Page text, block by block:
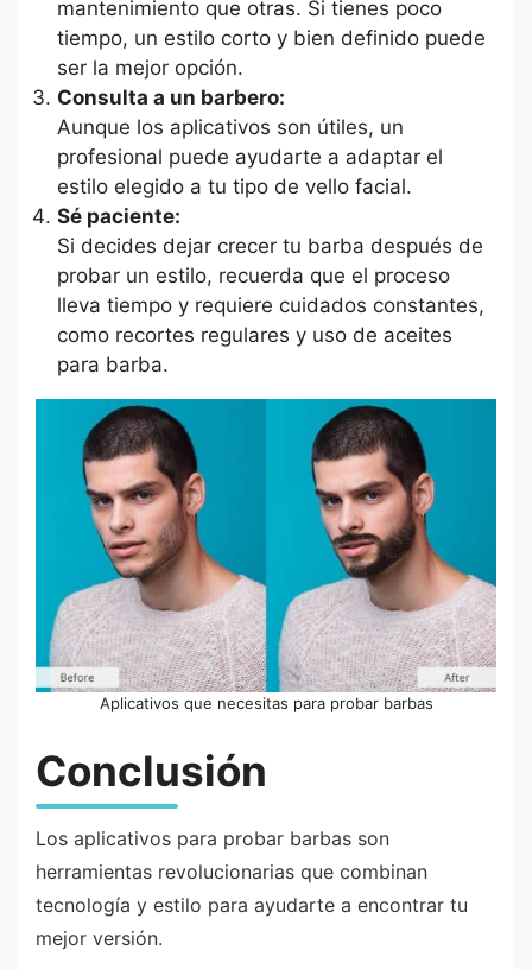
mantenimiento que otras. Si tienes poco
tiempo, un estilo corto y bien definido puede
ser la mejor opción.
Consulta a un barbero:
Aunque los aplicativos son útiles, un
profesional puede ayudarte a adaptar el
estilo elegido a tu tipo de vello facial.
Sé paciente:
Si decides dejar crecer tu barba después de
probar un estilo, recuerda que el proceso
lleva tiempo y requiere cuidados constantes,
como recortes regulares y uso de aceites
para barba.
Aplicativos que necesitas para probar barbas
Conclusión
Los aplicativos para probar barbas son
herramientas revolucionarias que combinan
tecnología y estilo para ayudarte a encontrar tu
mejor versión.